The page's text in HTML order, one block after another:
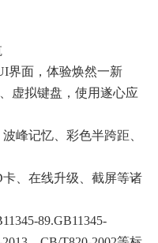
界面，体验焕然一新
虚拟键盘，使用遂心应
峰记忆、彩色半跨距、
卡、在线升级、截屏等诸
89.GB11345-